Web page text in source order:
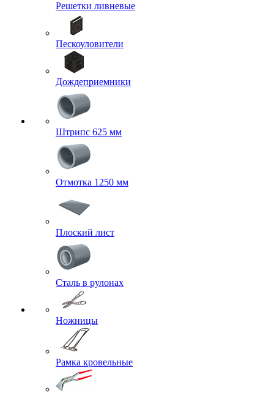
Решетки ливневые
Пескоуловители
Дождеприемники
Штрипс 625 мм
Отмотка 1250 мм
Плоский лист
Сталь в рулонах
Ножницы
Рамка кровельные